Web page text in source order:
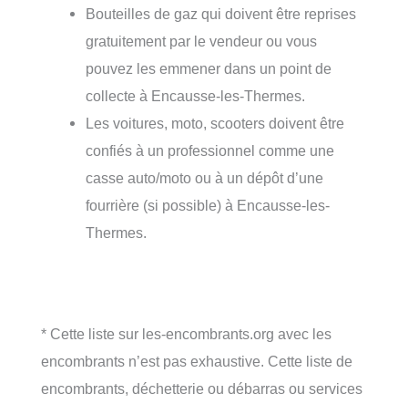
Bouteilles de gaz qui doivent être reprises
gratuitement par le vendeur ou vous
pouvez les emmener dans un point de
collecte à Encausse-les-Thermes.
Les voitures, moto, scooters doivent être
confiés à un professionnel comme une
casse auto/moto ou à un dépôt d’une
fourrière (si possible) à Encausse-les-
Thermes.
* Cette liste sur les-encombrants.org avec les
encombrants n’est pas exhaustive. Cette liste de
encombrants, déchetterie ou débarras ou services